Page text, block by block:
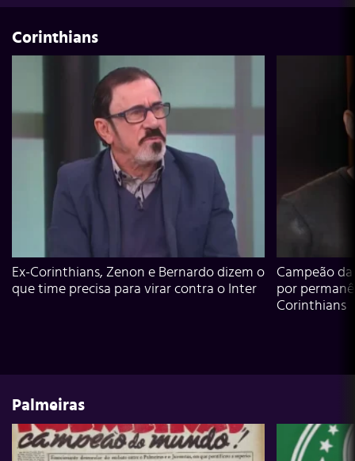
Corinthians
Ex-Corinthians, Zenon e Bernardo dizem o
que time precisa para virar contra o Inter
Campeão
por
Corinthians
Palmeiras